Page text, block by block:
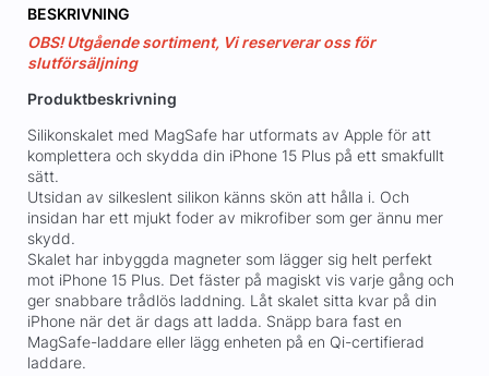
BESKRIVNING
OBS! Utgående sortiment, Vi reserverar oss för
slutförsäljning
Produktbeskrivning
Silikonskalet med MagSafe har utformats av Apple för att
komplettera och skydda din iPhone 15 Plus på ett smakfullt
sätt.
Utsidan av silkeslent silikon känns skön att hålla i. Och
insidan har ett mjukt foder av mikrofiber som ger ännu mer
skydd.
Skalet har inbyggda magneter som lägger sig helt perfekt
mot iPhone 15 Plus. Det fäster på magiskt vis varje gång och
ger snabbare trådlös laddning. Låt skalet sitta kvar på din
iPhone när det är dags att ladda. Snäpp bara fast en
MagSafe-laddare eller lägg enheten på en Qi-certifierad
laddare.